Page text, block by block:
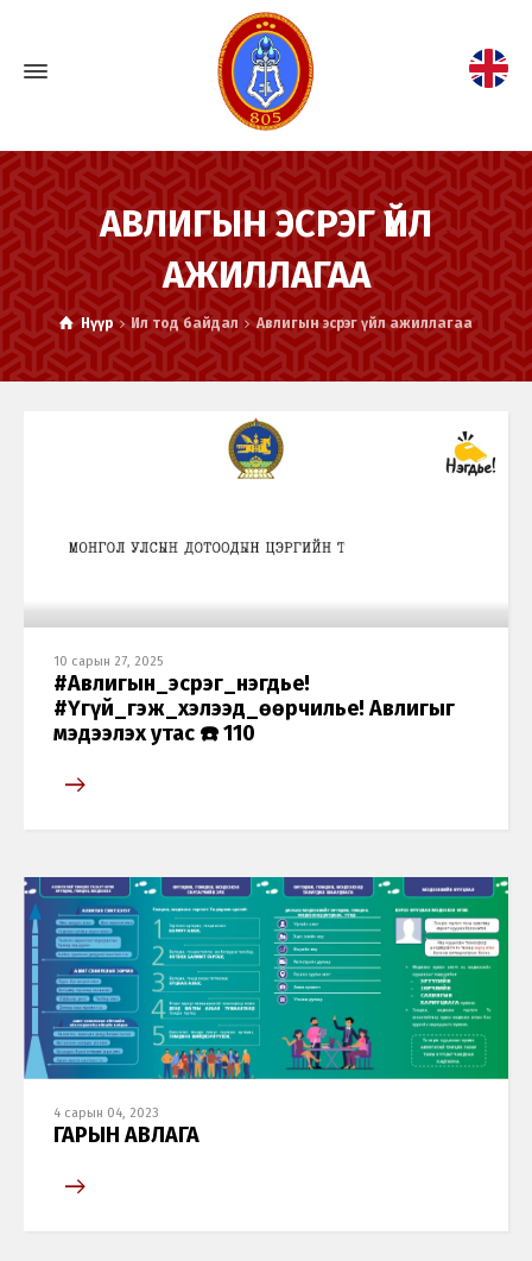
АВЛИГЫН ЭСРЭГ ҮЙЛ
АЖИЛЛАГАА
Нүүр Ил тод байдал Авлигын эсрэг үйл ажиллагаа
10 сарын 27, 2025
#Авлигын_эсрэг_нэгдье!
#Үгүй_гэж_хэлээд_өөрчилье! Авлигыг
мэдээлэх утас ☎️ 110
4 сарын 04, 2023
ГАРЫН АВЛАГА